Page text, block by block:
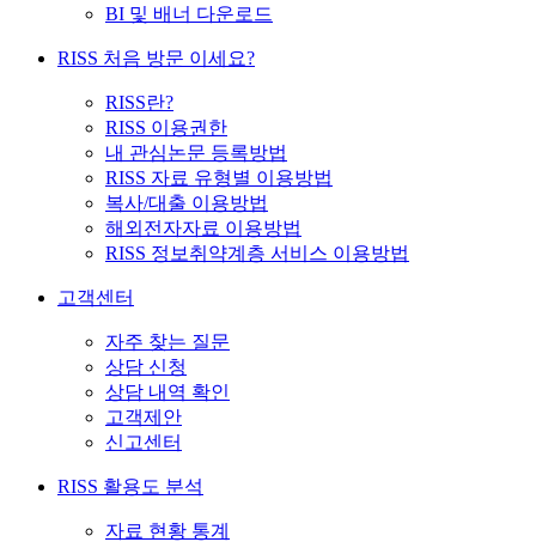
BI 및 배너 다운로드
RISS 처음 방문 이세요?
RISS란?
RISS 이용권한
내 관심논문 등록방법
RISS 자료 유형별 이용방법
복사/대출 이용방법
해외전자자료 이용방법
RISS 정보취약계층 서비스 이용방법
고객센터
자주 찾는 질문
상담 신청
상담 내역 확인
고객제안
신고센터
RISS 활용도 분석
자료 현황 통계